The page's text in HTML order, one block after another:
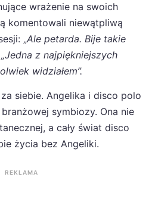
wrażenie na swoich
komentowali niewątpliwą
„Ale petarda. Bije takie
z najpiękniejszych
widziałem”.
siebie. Angelika i disco polo
symbiozy. Ona nie
a cały świat disco
życia bez Angeliki.
REKLAMA